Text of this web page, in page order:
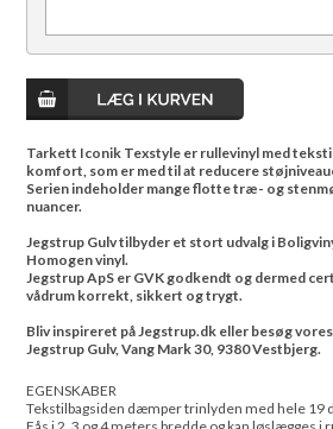
Tarkett Iconik Texstyle er rullevinyl med
komfort, som er med til at reducere
Serien indeholder mange flotte træ- og
nuancer.
Jegstrup Gulv tilbyder et stort udvalg i
Homogen vinyl.
Jegstrup ApS er GVK godkendt og dermed
vådrum korrekt, sikkert og trygt.
Bliv inspireret på Jegstrup.dk eller besøg
Jegstrup Gulv, Vang Mark 30, 9380 Vestbjerg.
EGENSKABER
Tekstilbagsiden dæmper trinlyden med hele 19